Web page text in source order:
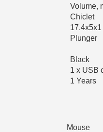
Volume,
Chiclet
Plunger
Black
1 x USB
1 Years
Mouse